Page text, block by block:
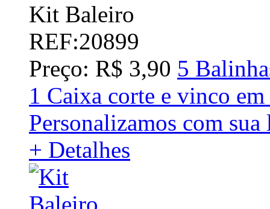
Kit Baleiro
REF:20899
Preço: R$ 3,90 5
1 Caixa corte e vinco
Personalizamos com
+ Detalhes